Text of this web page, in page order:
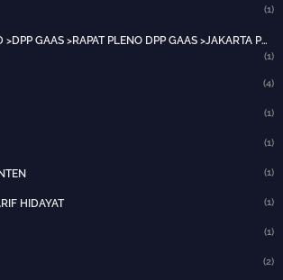
(1)
CEO INDONESIA.BIZ.ID >DPP GAAS >RAPAT PLENO DPP GAAS >JAKARTA PUSAT>HOTNEWS>
(1)
(4)
(1)
(1)
(1)
HIDAYAT (1)
(1)
(2)